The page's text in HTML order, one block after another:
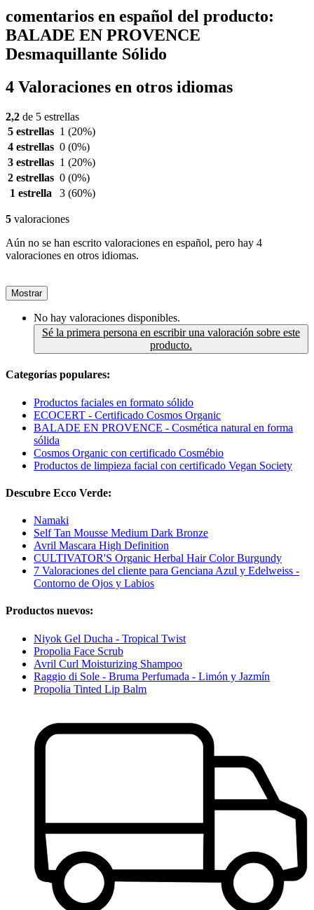
comentarios en español del producto:
BALADE EN PROVENCE
Desmaquillante Sólido
4 Valoraciones en otros idiomas
2,2 de 5 estrellas
5 estrellas 1 (20%)
4 estrellas 0 (0%)
3 estrellas 1 (20%)
2 estrellas 0 (0%)
1 estrella
3 (60%)
5 valoraciones
Aún no se han escrito valoraciones en español, pero hay 4
valoraciones en otros idiomas.
Mostrar
No hay valoraciones disponibles.
Sé la primera persona en escribir una valoración sobre este
producto.
Categorías populares:
Productos faciales en formato sólido
ECOCERT - Certificado Cosmos Organic
BALADE EN PROVENCE - Cosmética natural en forma
sólida
Cosmos Organic con certificado Cosmébio
Productos de limpieza facial con certificado Vegan Society
Descubre Ecco Verde:
Namaki
Self Tan Mousse Medium Dark Bronze
Avril Mascara High Definition
CULTIVATOR'S Organic Herbal Hair Color Burgundy
7 Valoraciones del cliente para Genciana Azul y Edelweiss -
Contorno de Ojos y Labios
Productos nuevos:
Niyok Gel Ducha - Tropical Twist
Propolia Face Scrub
Avril Curl Moisturizing Shampoo
Raggio di Sole - Bruma Perfumada - Limón y Jazmín
Propolia Tinted Lip Balm